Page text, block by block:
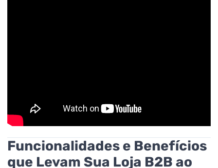
Funcionalidades e Benefícios
que Levam Sua Loja B2B ao